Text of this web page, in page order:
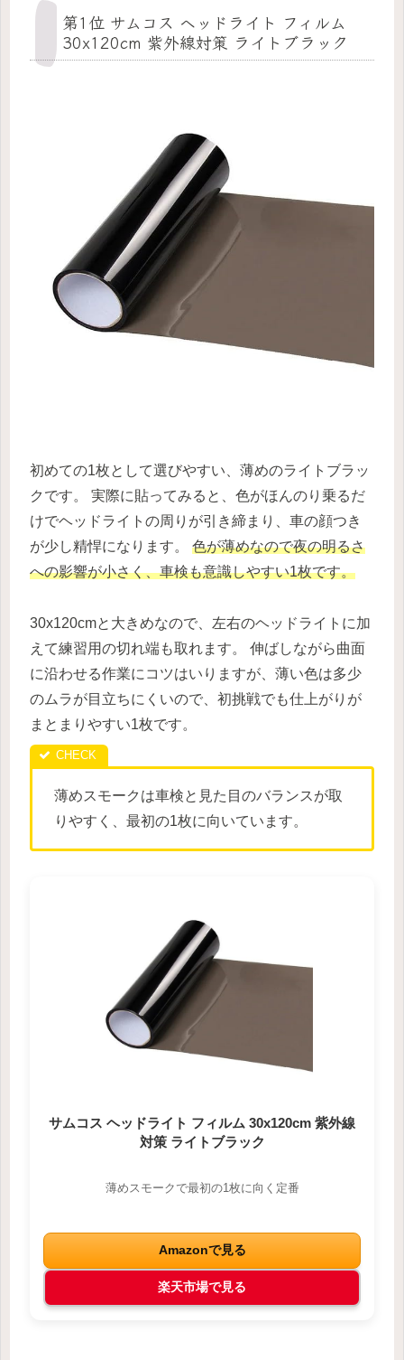
第1位 サムコス ヘッドライト フィルム
30x120cm 紫外線対策 ライトブラック
初めての1枚として選びやすい、薄めのライトブラッ
クです。 実際に貼ってみると、色がほんのり乗るだ
けでヘッドライトの周りが引き締まり、車の顔つき
が少し精悍になります。 色が薄めなので夜の明るさ
への影響が小さく、車検も意識しやすい1枚です。
30x120cmと大きめなので、左右のヘッドライトに加
えて練習用の切れ端も取れます。 伸ばしながら曲面
に沿わせる作業にコツはいりますが、薄い色は多少
のムラが目立ちにくいので、初挑戦でも仕上がりが
まとまりやすい1枚です。
薄めスモークは車検と見た目のバランスが取
りやすく、最初の1枚に向いています。
サムコス ヘッドライト フィルム 30x120cm 紫外線
対策 ライトブラック
薄めスモークで最初の1枚に向く定番
Amazonで見る
楽天市場で見る